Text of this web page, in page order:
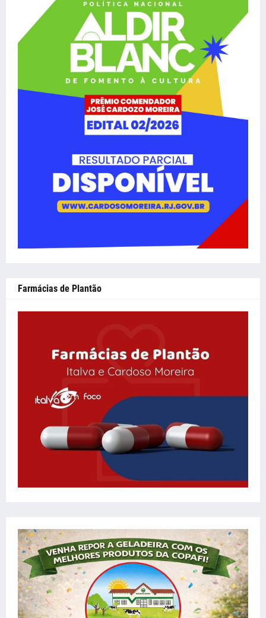
Farmácias de Plantão